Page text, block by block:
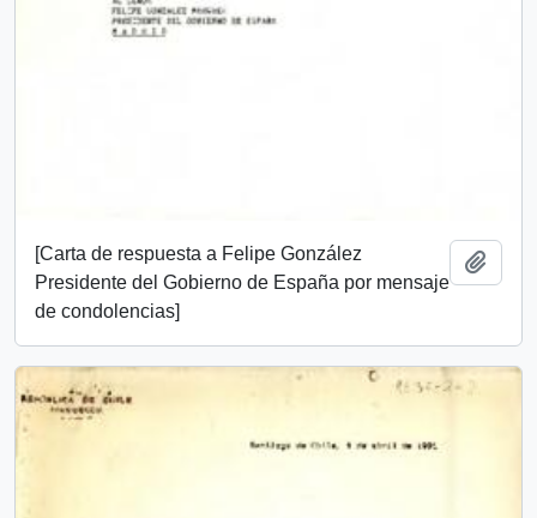
[Carta de respuesta a Felipe González
Presidente del Gobierno de España por mensaje
de condolencias]